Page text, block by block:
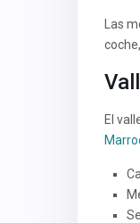
Las
El